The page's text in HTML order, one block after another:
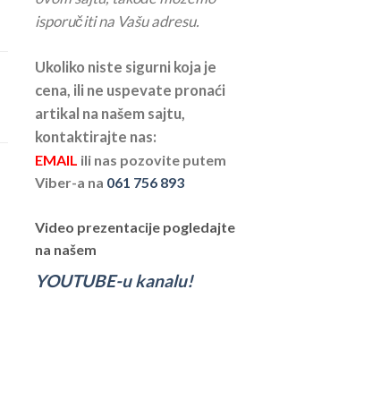
isporučiti na Vašu adresu.
Ukoliko niste sigurni koja je
cena, ili ne uspevate pronaći
artikal na našem sajtu,
kontaktirajte nas:
EMAIL ili nas pozovite putem
Viber-a na 061 756 893
Video prezentacije pogledajte
na našem
YOUTUBE-u kanalu!